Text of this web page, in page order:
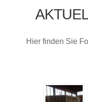
Hier finden Sie